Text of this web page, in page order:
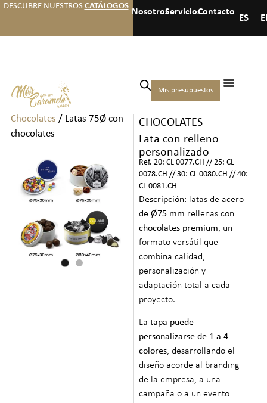
DESCUBRE NUESTROS CATÁLOGOS
NosotrosServiciosContacto
ES
Mis presupuestos
Inicio/ Chocolates
Medianas de Bombones y
Chocolates / Latas 75Ø con
chocolates
LATAS 75Ø CON
CHOCOLATES
Lata con relleno
personalizado
Ref. 20: CL 0077.CH // 25: CL
0078.CH // 30: CL 0080.CH // 40:
CL 0081.CH
Descripción: latas de acero
deØ75 mm rellenas con
chocolates premium, un
formato versátil que
combina calidad,
personalización y
adaptación total a cada
proyecto.
Latapa puede
personalizarse de 1 a 4
colores, desarrollando el
diseño acorde al branding
de la empresa, a una
campaña o a un evento